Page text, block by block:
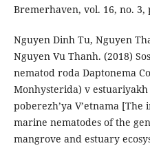
Bremerhaven, vol. 16, no. 3,
Nguyen Dinh Tu, Nguyen
Nguyen Vu Thanh. (2018)
nematod roda Daptonema
Monhysterida) v
poberezh’ya V’etnama
marine nematodes of the
mangrove and estuary